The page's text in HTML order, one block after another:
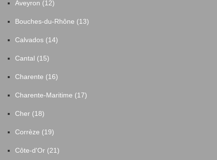
Aveyron (12)
Bouches-du-Rhône (13)
Calvados (14)
Cantal (15)
Charente (16)
Charente-Maritime (17)
Cher (18)
Corrèze (19)
Côte-d'Or (21)